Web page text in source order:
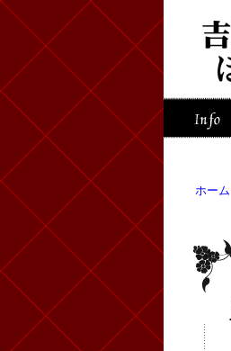
ホーム